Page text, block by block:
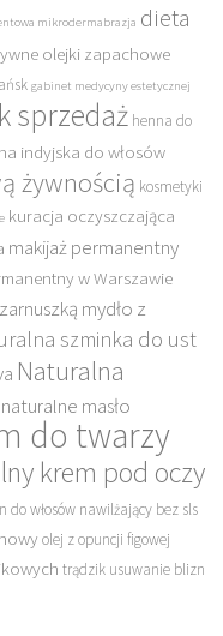
mikrodermabrazja dieta
olejki zapachowe
gabinet medycyny estetycznej
sprzedaż henna do
indyjska do włosów
żywnością kosmetyki
kuracja oczyszczająca
makijaż permanentny
w Warszawie
mydło z
szminka do ust
Naturalna
naturalne masło
do twarzy
krem pod oczy
włosów nawilżający bez sls
olej z opuncji figowej
trądzik usuwanie blizn